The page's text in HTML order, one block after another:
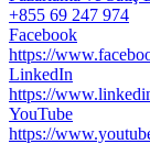
+855 69 247 974
Facebook
https://
LinkedIn
https://
YouTube
https://